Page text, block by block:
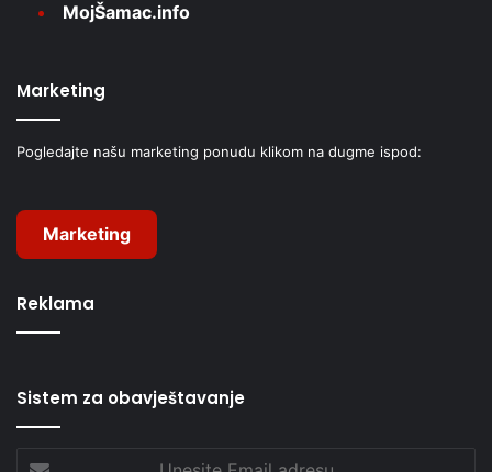
MojŠamac.info
Marketing
Pogledajte našu marketing ponudu klikom na dugme ispod:
Marketing
Reklama
Sistem za obavještavanje